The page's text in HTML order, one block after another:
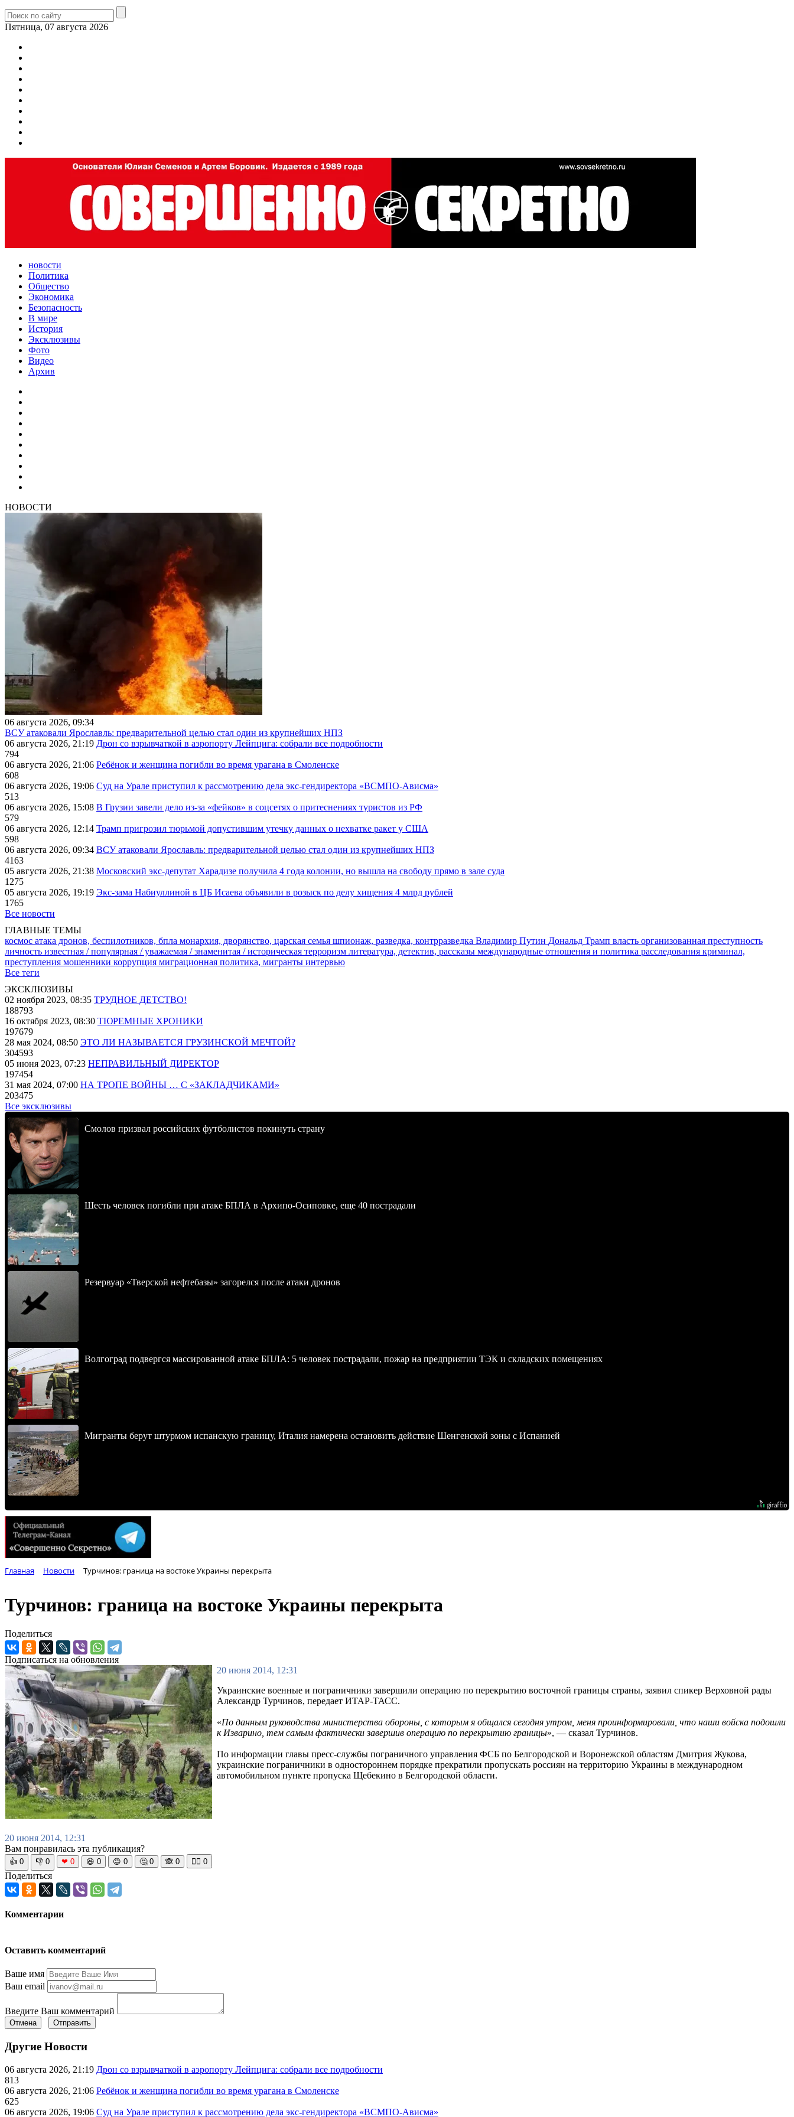
Пятница, 07 августа 2026
новости
Политика
Общество
Экономика
Безопасность
В мире
История
Эксклюзивы
Фото
Видео
Архив
НОВОСТИ
06 августа 2026, 09:34
ВСУ атаковали Ярославль: предварительной целью стал один из крупнейших НПЗ
06 августа 2026, 21:19 Дрон со взрывчаткой в аэропорту Лейпцига: собрали все подробности
794
06 августа 2026, 21:06 Ребёнок и женщина погибли во время урагана в Смоленске
608
06 августа 2026, 19:06 Суд на Урале приступил к рассмотрению дела экс-гендиректора «ВСМПО-Ависма»
513
06 августа 2026, 15:08 В Грузии завели дело из-за «фейков» в соцсетях о притеснениях туристов из РФ
579
06 августа 2026, 12:14 Трамп пригрозил тюрьмой допустившим утечку данных о нехватке ракет у США
598
06 августа 2026, 09:34 ВСУ атаковали Ярославль: предварительной целью стал один из крупнейших НПЗ
4163
05 августа 2026, 21:38 Московский экс-депутат Харадизе получила 4 года колонии, но вышла на свободу прямо в зале суда
1275
05 августа 2026, 19:19 Экс-зама Набиуллиной в ЦБ Исаева объявили в розыск по делу хищения 4 млрд рублей
1765
Все новости
ГЛАВНЫЕ ТЕМЫ
космос атака дронов, беспилотников, бпла монархия, дворянство, царская семья шпионаж, разведка, контрразведка Владимир Путин Дональд Трамп власть организованная преступность
личность известная / популярная / уважаемая / знаменитая / историческая терроризм литература, детектив, рассказы международные отношения и политика расследования криминал,
преступления мошенники коррупция миграционная политика, мигранты интервью
Все теги
ЭКСКЛЮЗИВЫ
02 ноября 2023, 08:35 ТРУДНОЕ ДЕТСТВО!
188793
16 октября 2023, 08:30 ТЮРЕМНЫЕ ХРОНИКИ
197679
28 мая 2024, 08:50 ЭТО ЛИ НАЗЫВАЕТСЯ ГРУЗИНСКОЙ МЕЧТОЙ?
304593
05 июня 2023, 07:23 НЕПРАВИЛЬНЫЙ ДИРЕКТОР
197454
31 мая 2024, 07:00 НА ТРОПЕ ВОЙНЫ … С «ЗАКЛАДЧИКАМИ»
203475
Все эксклюзивы
Смолов призвал российских футболистов покинуть страну
Шесть человек погибли при атаке БПЛА в Архипо-Осиповке, еще 40 пострадали
Резервуар «Тверской нефтебазы» загорелся после атаки дронов
Волгоград подвергся массированной атаке БПЛА: 5 человек пострадали, пожар на предприятии ТЭК и складских помещениях
Мигранты берут штурмом испанскую границу, Италия намерена остановить действие Шенгенской зоны с Испанией
Главная Новости Турчинов: граница на востоке Украины перекрыта
Турчинов: граница на востоке Украины перекрыта
Поделиться
Подписаться на обновления
20 июня 2014, 12:31
Украинские военные и пограничники завершили операцию по перекрытию восточной границы страны, заявил спикер Верховной рады
Александр Турчинов, передает ИТАР-ТАСС.
«По данным руководства министерства обороны, с которым я общался сегодня утром, меня проинформировали, что наши войска подошли
к Изварино, тем самым фактически завершив операцию по перекрытию границы», — сказал Турчинов.
По информации главы пресс-службы пограничного управления ФСБ по Белгородской и Воронежской областям Дмитрия Жукова,
украинские пограничники в одностороннем порядке прекратили пропускать россиян на территорию Украины в международном
автомобильном пункте пропуска Щебекино в Белгородской области.
20 июня 2014, 12:31
Вам понравилась эта публикация?
👍 0 👎 0 ❤ 0 😆 0 😡 0 🤔 0 🙈 0 🧘‍♀️ 0
Поделиться
Комментарии
Оставить комментарий
Ваше имя
Ваш email
Введите Ваш комментарий
Отмена Отправить
Другие Новости
06 августа 2026, 21:19 Дрон со взрывчаткой в аэропорту Лейпцига: собрали все подробности
813
06 августа 2026, 21:06 Ребёнок и женщина погибли во время урагана в Смоленске
625
06 августа 2026, 19:06 Суд на Урале приступил к рассмотрению дела экс-гендиректора «ВСМПО-Ависма»